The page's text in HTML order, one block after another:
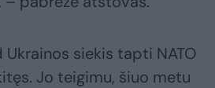
siekis tapti NATO
Jo teigimu, šiuo metu